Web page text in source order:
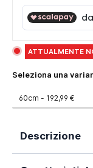
ATTUALMENTE
Seleziona una
Descrizione